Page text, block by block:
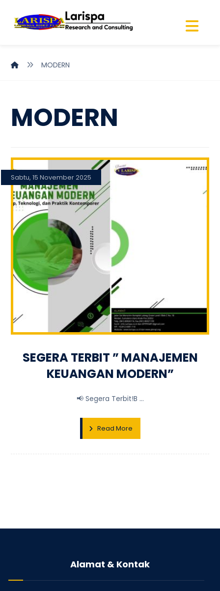
MODERN
MODERN
SEGERA TERBIT ” MANAJEMEN
KEUANGAN MODERN”
Sabtu, 15 November 2025
📢 Segera Terbit!B ...
Read More
Alamat & Kontak